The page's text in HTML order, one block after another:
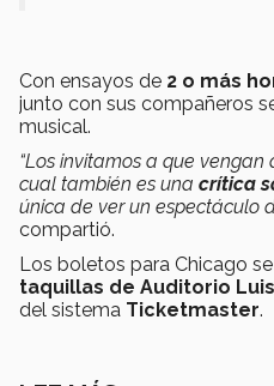
Con ensayos de 2 o más
junto con sus compañeros
musical.
“Los invitamos a que
cual también es una crítica
única de ver un espectáculo
compartió.
Los boletos para Chicago
taquillas de Auditorio
del sistema Ticketmaster.